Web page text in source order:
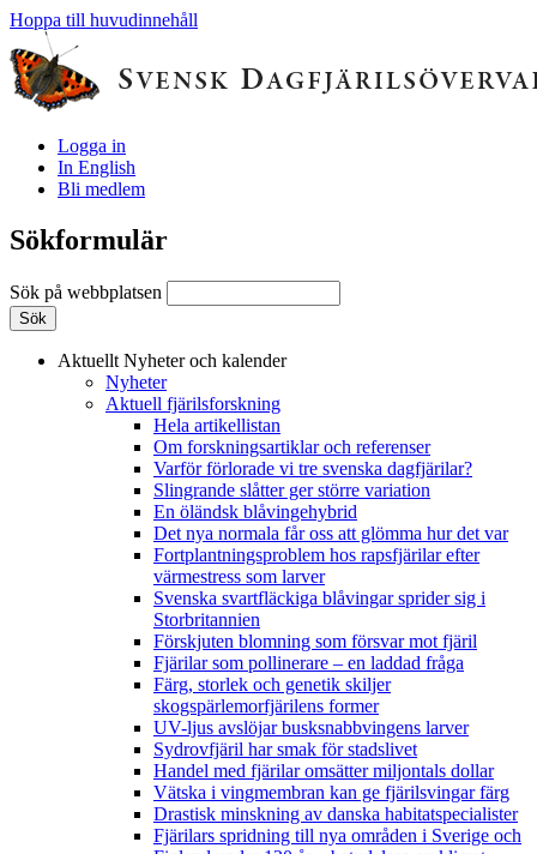
Hoppa till huvudinnehåll
Logga in
In English
Bli medlem
Sökformulär
Sök på webbplatsen
Aktuellt Nyheter och kalender
Nyheter
Aktuell fjärilsforskning
Hela artikellistan
Om forskningsartiklar och referenser
Varför förlorade vi tre svenska dagfjärilar?
Slingrande slåtter ger större variation
En öländsk blåvingehybrid
Det nya normala får oss att glömma hur det var
Fortplantningsproblem hos rapsfjärilar efter
värmestress som larver
Svenska svartfläckiga blåvingar sprider sig i
Storbritannien
Förskjuten blomning som försvar mot fjäril
Fjärilar som pollinerare – en laddad fråga
Färg, storlek och genetik skiljer
skogspärlemorfjärilens former
UV-ljus avslöjar busksnabbvingens larver
Sydrovfjäril har smak för stadslivet
Handel med fjärilar omsätter miljontals dollar
Vätska i vingmembran kan ge fjärilsvingar färg
Drastisk minskning av danska habitatspecialister
Fjärilars spridning till nya områden i Sverige och